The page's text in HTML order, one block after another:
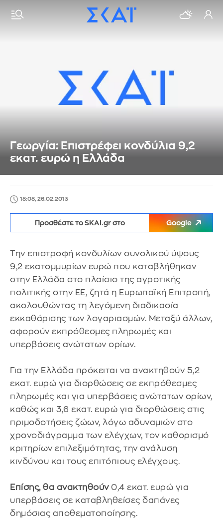
Γεωργία: Επιστρέφει κονδύλια 9,2
εκατ. ευρώ η Ελλάδα
18:08, 26.02.2013
Προσθέστε το SKAI.gr στο Google
Την επιστροφή κονδυλίων συνολικού ύψους
9,2 εκατομμυρίων ευρώ που καταβλήθηκαν
στην Ελλάδα στο πλαίσιο της αγροτικής
πολιτικής στην ΕΕ, ζητά η Ευρωπαϊκή Επιτροπή,
ακολουθώντας τη λεγόμενη διαδικασία
εκκαθάρισης των λογαριασμών. Μεταξύ άλλων,
αφορούν εκπρόθεσμες πληρωμές και
υπερβάσεις ανώτατων ορίων.
Για την Ελλάδα πρόκειται να ανακτηθούν 5,2
εκατ. ευρώ για διορθώσεις σε εκπρόθεσμες
πληρωμές και για υπερβάσεις ανώτατων ορίων,
καθώς και 3,6 εκατ. ευρώ για διορθώσεις στις
πριμοδοτήσεις ζώων, λόγω αδυναμιών στο
χρονοδιάγραμμα των ελέγχων, τον καθορισμό
κριτηρίων επιλεξιμότητας, την ανάλυση
κινδύνου και τους επιτόπιους ελέγχους.
Επίσης, θα ανακτηθούν0,4 εκατ. ευρώ για
υπερβάσεις σε καταβληθείσες δαπάνες
δημόσιας αποθεματοποίησης.